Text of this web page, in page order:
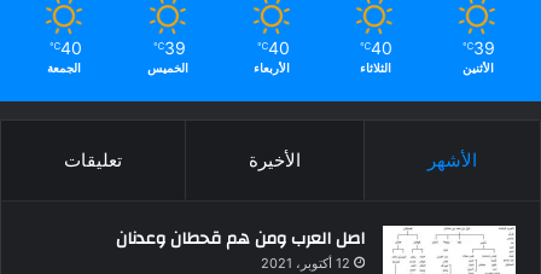
39
℃
الأثنين
40
℃
الثلاثاء
40
℃
الأربعاء
39
℃
الخميس
40
℃
الجمعة
الأشهر الأخيرة تعليقات
اصل العرب ومن هم قحطان وعدنان
12 أكتوبر، 2021